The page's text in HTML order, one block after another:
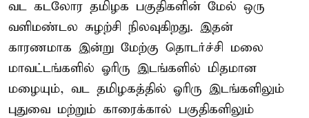
வட கடலோர தமிழக பகுதிகளின் மேல் ஒரு
வளிமண்டல சுழற்சி நிலவுகிறது. இதன்
காரணமாக இன்று மேற்கு தொடர்ச்சி மலை
மாவட்டங்களில் ஓரிரு இடங்களில் மிதமான
மழையும், வட தமிழகத்தில் ஓரிரு இடங்களிலும்
புதுவை மற்றும் காரைக்கால் பகுதிகளிலும்